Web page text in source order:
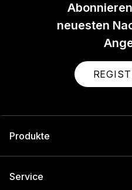
neuesten
Produkte
Service